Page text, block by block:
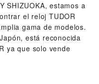
SHIZUOKA‬, estamos a
el reloj TUDOR
gama de modelos.
está reconocida
ya que solo vende